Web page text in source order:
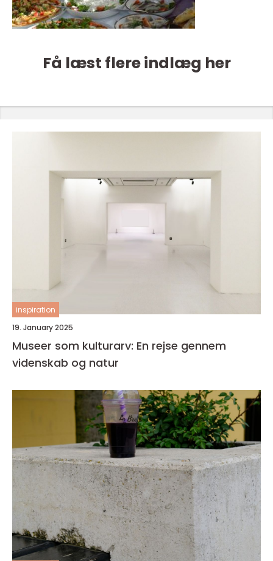
Få læst flere indlæg her
inspiration
19. January 2025
Museer som kulturarv: En rejse gennem
videnskab og natur